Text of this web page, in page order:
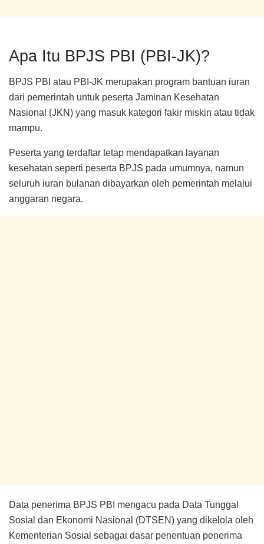
Apa Itu BPJS PBI (PBI-JK)?
BPJS PBI atau PBI-JK merupakan program bantuan iuran
dari pemerintah untuk peserta Jaminan Kesehatan
Nasional (JKN) yang masuk kategori fakir miskin atau tidak
mampu.
Peserta yang terdaftar tetap mendapatkan layanan
kesehatan seperti peserta BPJS pada umumnya, namun
seluruh iuran bulanan dibayarkan oleh pemerintah melalui
anggaran negara.
Data penerima BPJS PBI mengacu pada Data Tunggal
Sosial dan Ekonomi Nasional (DTSEN) yang dikelola oleh
Kementerian Sosial sebagai dasar penentuan penerima